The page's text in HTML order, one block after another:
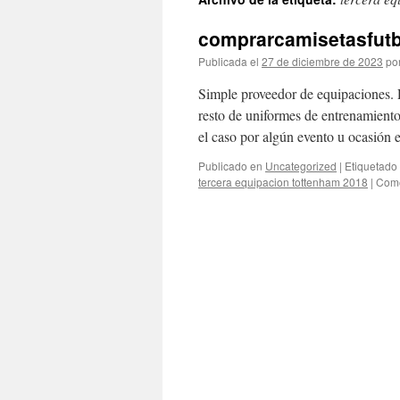
contenido
Publicada el 27 de diciembre de 2023
Simple proveedor de
resto de uniformes de
el caso por algún evento u
Publicado en Uncategorized | Etiquetado
tercera equipacion tottenham 2018 |